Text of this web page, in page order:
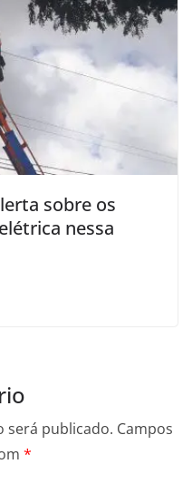
sobre os
nessa
será publicado. Campos
*